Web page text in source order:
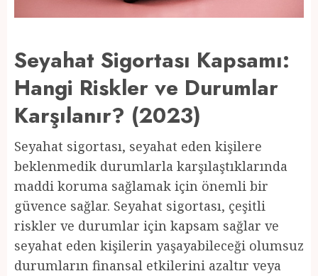
Seyahat Sigortası Kapsamı:
Hangi Riskler ve Durumlar
Karşılanır? (2023)
Seyahat sigortası, seyahat eden kişilere
beklenmedik durumlarla karşılaştıklarında
maddi koruma sağlamak için önemli bir
güvence sağlar. Seyahat sigortası, çeşitli
riskler ve durumlar için kapsam sağlar ve
seyahat eden kişilerin yaşayabileceği olumsuz
durumların finansal etkilerini azaltır veya